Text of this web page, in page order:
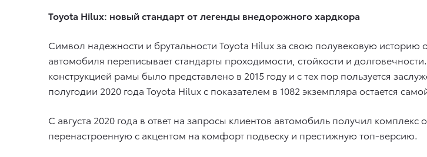
Toyota Hilux: новый стандарт от легенды внедорожного хардкора
Символ надежности и брутальности Toyota Hilux за свою полувековую историю
автомобиля переписывает стандарты проходимости, стойкости и
конструкцией рамы было представлено в 2015 году и с тех пор пользуется
полугодии 2020 года Toyota Hilux с показателем в 1082 экземпляра остается
С августа 2020 года в ответ на запросы клиентов автомобиль получил
перенастроенную с акцентом на комфорт подвеску и престижную топ-версию.